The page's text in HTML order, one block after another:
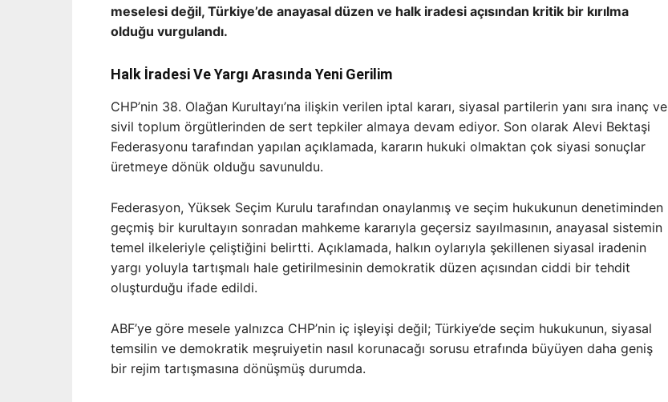
meselesi değil, Türkiye’de anayasal düzen ve halk iradesi açısından kritik bir kırılma
olduğu vurgulandı.
Halk İradesi Ve Yargı Arasında Yeni Gerilim
CHP’nin 38. Olağan Kurultayı’na ilişkin verilen iptal kararı, siyasal partilerin yanı sıra inanç ve
sivil toplum örgütlerinden de sert tepkiler almaya devam ediyor. Son olarak Alevi Bektaşi
Federasyonu tarafından yapılan açıklamada, kararın hukuki olmaktan çok siyasi sonuçlar
üretmeye dönük olduğu savunuldu.
Federasyon, Yüksek Seçim Kurulu tarafından onaylanmış ve seçim hukukunun denetiminden
geçmiş bir kurultayın sonradan mahkeme kararıyla geçersiz sayılmasının, anayasal sistemin
temel ilkeleriyle çeliştiğini belirtti. Açıklamada, halkın oylarıyla şekillenen siyasal iradenin
yargı yoluyla tartışmalı hale getirilmesinin demokratik düzen açısından ciddi bir tehdit
oluşturduğu ifade edildi.
ABF’ye göre mesele yalnızca CHP’nin iç işleyişi değil; Türkiye’de seçim hukukunun, siyasal
temsilin ve demokratik meşruiyetin nasıl korunacağı sorusu etrafında büyüyen daha geniş
bir rejim tartışmasına dönüşmüş durumda.